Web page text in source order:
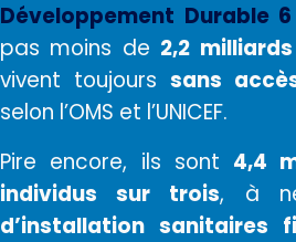
Développement Durable
pas moins de 2,2
vivent toujours sans
selon l’OMS et l’UNICEF.
Pire encore, ils sont 4,4
individus sur trois, à
d’installation sanitaires